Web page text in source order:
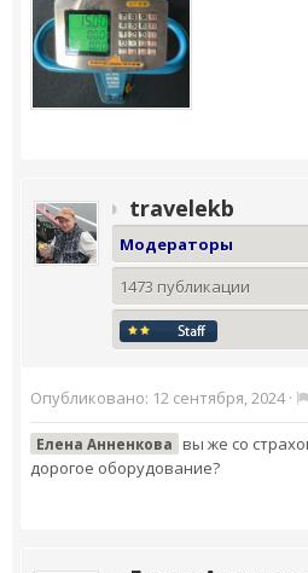
travelekb
Модераторы
1473 публикации
Опубликовано: 12 сентября, 2024·
Елена Анненкова вы же со
дорогое оборудование?